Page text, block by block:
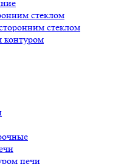
стеклом
стеклом
контуром
печи